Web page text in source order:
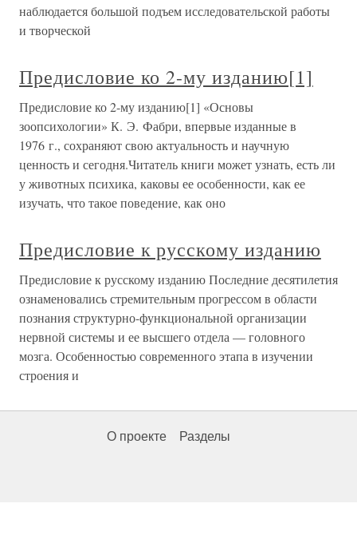
наблюдается большой подъем исследовательской работы
и творческой
Предисловие ко 2-му изданию[1]
Предисловие ко 2-му изданию[1] «Основы
зоопсихологии» К. Э. Фабри, впервые изданные в
1976 г., сохраняют свою актуальность и научную
ценность и сегодня.Читатель книги может узнать, есть ли
у животных психика, каковы ее особенности, как ее
изучать, что такое поведение, как оно
Предисловие к русскому изданию
Предисловие к русскому изданию Последние десятилетия
ознаменовались стремительным прогрессом в области
познания структурно-функциональной организации
нервной системы и ее высшего отдела — головного
мозга. Особенностью современного этапа в изучении
строения и
О проекте Разделы